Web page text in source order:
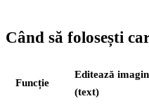
Când să folosești
Funcție
Editează
(text)